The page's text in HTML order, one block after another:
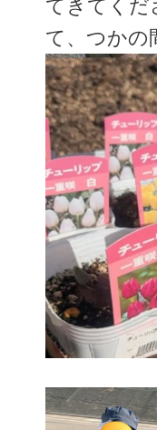
てきてくだ
て、つかの